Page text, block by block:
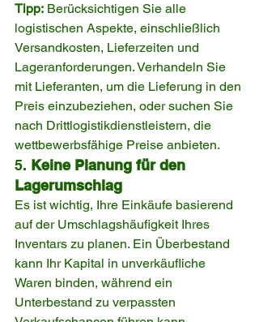
Tipp: Berücksichtigen Sie alle
logistischen Aspekte, einschließlich
Versandkosten, Lieferzeiten und
Lageranforderungen. Verhandeln Sie
mit Lieferanten, um die Lieferung in den
Preis einzubeziehen, oder suchen Sie
nach Drittlogistikdienstleistern, die
wettbewerbsfähige Preise anbieten.
5. Keine Planung für den
Lagerumschlag
Es ist wichtig, Ihre Einkäufe basierend
auf der Umschlagshäufigkeit Ihres
Inventars zu planen. Ein Überbestand
kann Ihr Kapital in unverkäufliche
Waren binden, während ein
Unterbestand zu verpassten